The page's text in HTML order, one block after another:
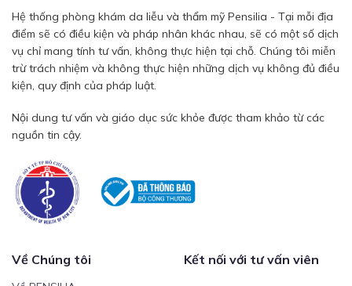
Hệ thống phòng khám da liễu và thẩm mỹ Pensilia - Tại mỗi địa
điểm sẽ có điều kiện và pháp nhân khác nhau, sẽ có một số dịch
vụ chỉ mang tính tư vấn, không thực hiện tại chỗ. Chúng tôi miễn
trừ trách nhiệm và không thực hiện những dịch vụ không đủ điều
kiện, quy định của pháp luật.
Nội dung tư vấn và giáo dục sức khỏe được tham khảo từ các
nguồn tin cậy.
Về Chúng tôi Kết nối với tư vấn viên